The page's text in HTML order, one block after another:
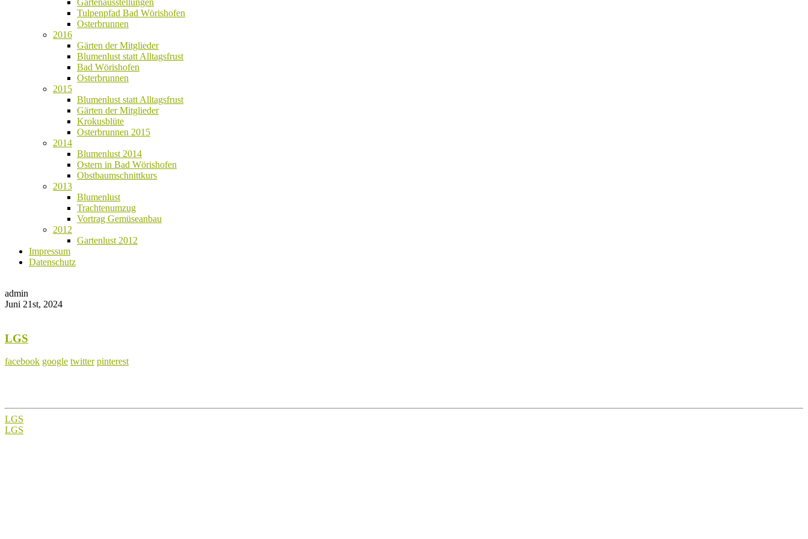
Gartenausstellungen
Tulpenpfad Bad Wörishofen
Osterbrunnen
2016
Gärten der Mitglieder
Blumenlust statt Alltagsfrust
Bad Wörishofen
Osterbrunnen
2015
Blumenlust statt Alltagsfrust
Gärten der Mitglieder
Krokusblüte
Osterbrunnen 2015
2014
Blumenlust 2014
Ostern in Bad Wörishofen
Obstbaumschnittkurs
2013
Blumenlust
Trachtenumzug
Vortrag Gemüseanbau
2012
Gartenlust 2012
Impressum
Datenschutz
admin
Juni 21st, 2024
LGS
facebook google twitter pinterest
LGS
LGS